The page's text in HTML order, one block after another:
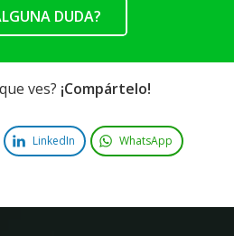
DUDA?
ves? ¡Compártelo!
LinkedIn WhatsApp